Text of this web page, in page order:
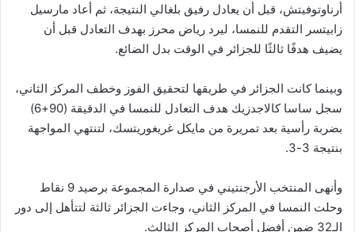
أرناوتوفيتش، قبل أن يعادل رفيق بلغالي النتيجة، ثم أعاد مارسيل
زابيتسر التقدم للنمسا، ليرد رياض محرز بهدف التعادل قبل أن
يضيف هدفًا ثالثًا للجزائر في الوقت بدل الضائع.
وبينما كانت الجزائر في طريقها لتحقيق الفوز وخطف المركز الثاني،
سجل ساسا كالاجدزيك هدف التعادل للنمسا في الدقيقة (90+6)
بضربة رأسية بعد تمريرة من مايكل غريغوريتسك، لتنتهي المواجهة
بنتيجة 3-3.
وأنهى المنتخب الأرجنتيني في صدارة المجموعة برصيد 9 نقاط
وحلت النمسا في المركز الثاني، وجاءت الجزائر ثالثة لتتأهل إلى دور
الـ32 ضمن أفضل أصحاب المركز الثالث.